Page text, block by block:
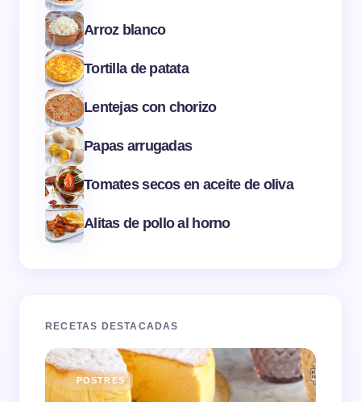
Arroz blanco
Tortilla de patata
Lentejas con chorizo
Papas arrugadas
Tomates secos en aceite de oliva
Alitas de pollo al horno
RECETAS DESTACADAS
POSTRES